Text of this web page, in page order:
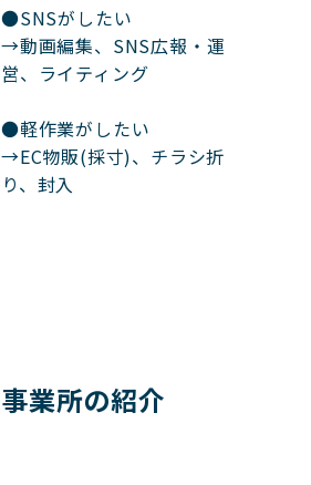
●SNSがしたい
→動画編集、SNS広報・運
営、ライティング
●軽作業がしたい
→EC物販(採寸)、チラシ折
り、封入
事業所の紹介